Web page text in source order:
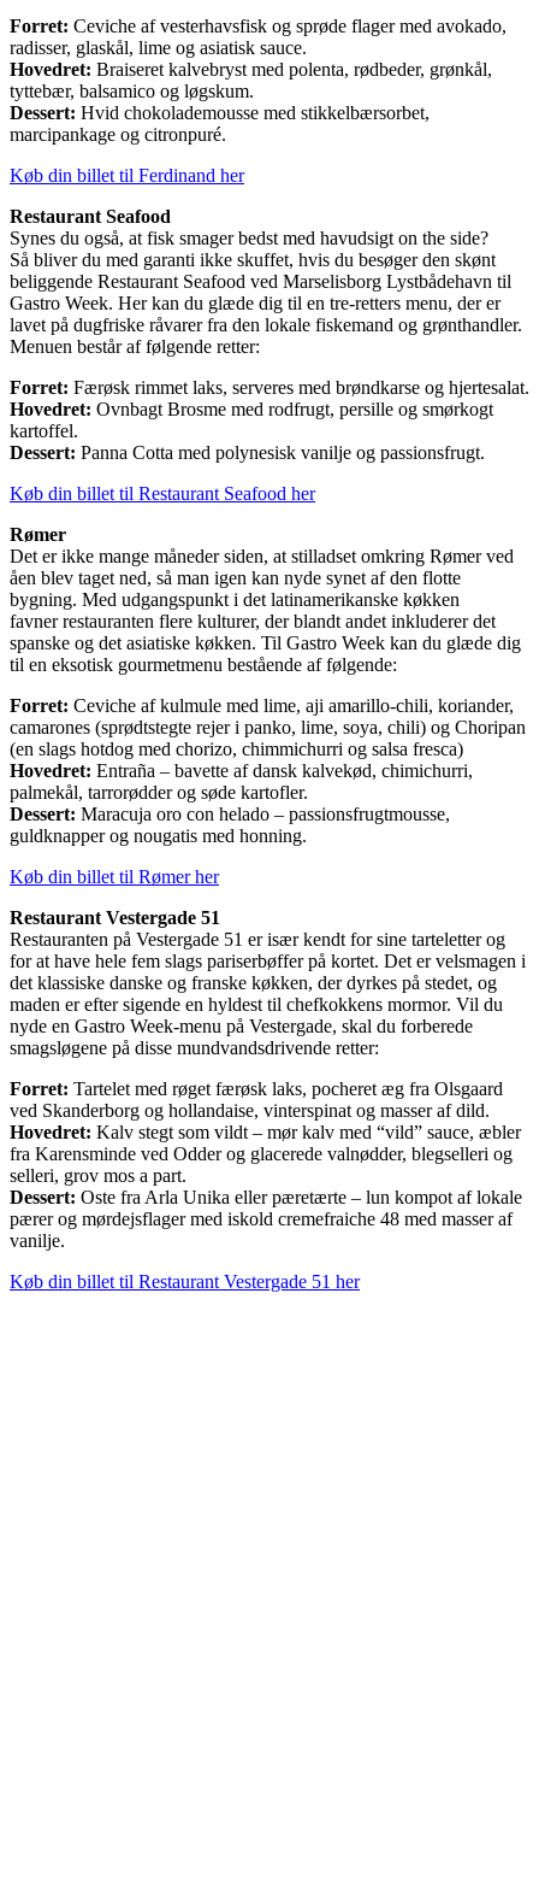
Forret: Ceviche af vesterhavsfisk og sprøde flager med avokado,
radisser, glaskål, lime og asiatisk sauce.
Hovedret: Braiseret kalvebryst med polenta, rødbeder, grønkål,
tyttebær, balsamico og løgskum.
Dessert: Hvid chokolademousse med stikkelbærsorbet,
marcipankage og citronpuré.
Køb din billet til Ferdinand her
Restaurant Seafood
Synes du også, at fisk smager bedst med havudsigt on the side?
Så bliver du med garanti ikke skuffet, hvis du besøger den skønt
beliggende Restaurant Seafood ved Marselisborg Lystbådehavn til
Gastro Week. Her kan du glæde dig til en tre-retters menu, der er
lavet på dugfriske råvarer fra den lokale fiskemand og grønthandler.
Menuen består af følgende retter:
Forret: Færøsk rimmet laks, serveres med brøndkarse og hjertesalat.
Hovedret: Ovnbagt Brosme med rodfrugt, persille og smørkogt
kartoffel.
Dessert: Panna Cotta med polynesisk vanilje og passionsfrugt.
Køb din billet til Restaurant Seafood her
Rømer
Det er ikke mange måneder siden, at stilladset omkring Rømer ved
åen blev taget ned, så man igen kan nyde synet af den flotte
bygning. Med udgangspunkt i det latinamerikanske køkken
favner restauranten flere kulturer, der blandt andet inkluderer det
spanske og det asiatiske køkken. Til Gastro Week kan du glæde dig
til en eksotisk gourmetmenu bestående af følgende:
Forret: Ceviche af kulmule med lime, aji amarillo-chili, koriander,
camarones (sprødtstegte rejer i panko, lime, soya, chili) og Choripan
(en slags hotdog med chorizo, chimmichurri og salsa fresca)
Hovedret: Entraña – bavette af dansk kalvekød, chimichurri,
palmekål, tarrorødder og søde kartofler.
Dessert: Maracuja oro con helado – passionsfrugtmousse,
guldknapper og nougatis med honning.
Køb din billet til Rømer her
Restaurant Vestergade 51
Restauranten på Vestergade 51 er især kendt for sine tarteletter og
for at have hele fem slags pariserbøffer på kortet. Det er velsmagen i
det klassiske danske og franske køkken, der dyrkes på stedet, og
maden er efter sigende en hyldest til chefkokkens mormor. Vil du
nyde en Gastro Week-menu på Vestergade, skal du forberede
smagsløgene på disse mundvandsdrivende retter:
Forret: Tartelet med røget færøsk laks, pocheret æg fra Olsgaard
ved Skanderborg og hollandaise, vinterspinat og masser af dild.
Hovedret: Kalv stegt som vildt – mør kalv med “vild” sauce, æbler
fra Karensminde ved Odder og glacerede valnødder, blegselleri og
selleri, grov mos a part.
Dessert: Oste fra Arla Unika eller pæretærte – lun kompot af lokale
pærer og mørdejsflager med iskold cremefraiche 48 med masser af
vanilje.
Køb din billet til Restaurant Vestergade 51 her